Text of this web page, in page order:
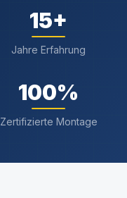
15+
Jahre Erfahrung
100%
Zertifizierte Montage